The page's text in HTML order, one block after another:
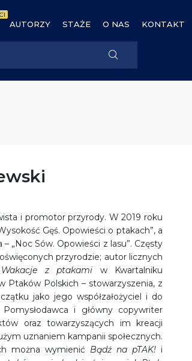
AUTORZY STAŻE O NAS KONTAKT
i promotor przyrody. W 2019 roku
Gęś. Opowieści o ptakach”, a
„Noc Sów. Opowieści z lasu”. Częsty
przyrodzie; autor licznych
Wakacje z ptakami w Kwartalniku
Ptaków Polskich – stowarzyszenia, z
jako jego współzałożyciel i do
i główny copywriter
oraz towarzyszących im kreacji
uznaniem kampanii społecznych.
można wymienić Bądź na pTAK! i